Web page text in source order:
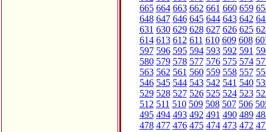
665 664 663 662 661 660 659
648 647 646 645 644 643 642
631 630 629 628 627 626 625
614 613 612 611 610 609 608
597 596 595 594 593 592 591
580 579 578 577 576 575 574
563 562 561 560 559 558 557
546 545 544 543 542 541 540
529 528 527 526 525 524 523
512 511 510 509 508 507 506
495 494 493 492 491 490 489
478 477 476 475 474 473 472